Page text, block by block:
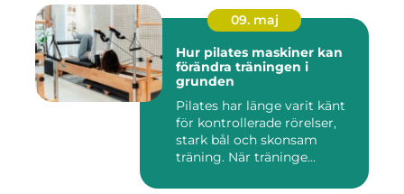
09. maj
Hur pilates maskiner kan
förändra träningen i
grunden
Pilates har länge varit känt
för kontrollerade rörelser,
stark bål och skonsam
träning. När träninge...